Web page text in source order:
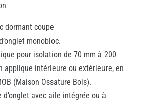
dormant coupe
monobloc.
pour isolation de 70 mm à 200
applique intérieure ou extérieure, en
(Maison Ossature Bois).
d’onglet avec aile intégrée ou à